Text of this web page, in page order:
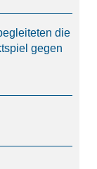
die
gegen